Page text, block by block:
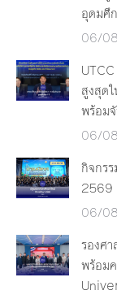
อุดมศึ
06/
สูงสุด
พร้อม
06/
กิจกร
2569
06/
รองศ
พร้อม